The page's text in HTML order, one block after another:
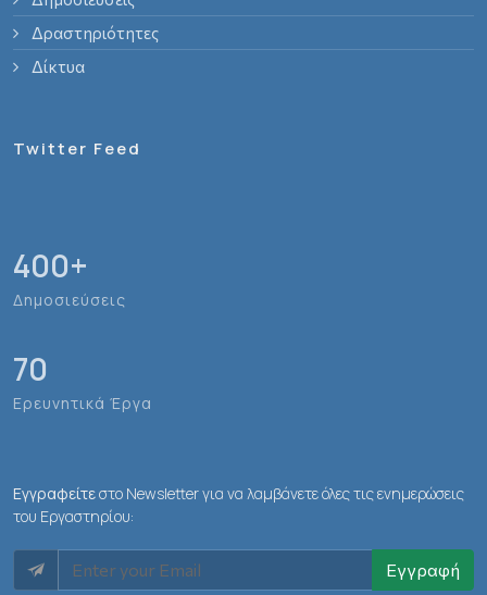
Δραστηριότητες
Δίκτυα
Twitter Feed
400+
Δημοσιεύσεις
70
Ερευνητικά Έργα
Εγγραφείτεστο Newsletter για να λαμβάνετε όλες τις ενημερώσεις
του Εργαστηρίου:
Εγγραφή